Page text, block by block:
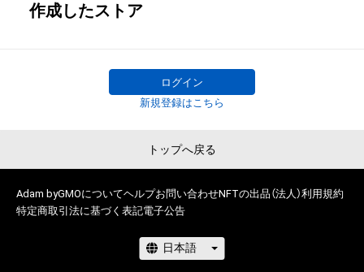
作成したストア
ログイン
新規登録はこちら
トップへ戻る
Adam byGMOについてヘルプお問い合わせNFTの出品（法人）利用規約
特定商取引法に基づく表記電子公告